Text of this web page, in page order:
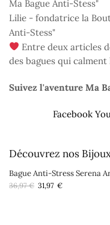
Lilie - fondatrice la
Anti-Stess"
Entre deux articles
des bagues qui calment
Suivez l'aventure Ma
Facebook
Découvrez nos
Bague Anti-Stress Serena
36,97€ Le
31,97 €Le